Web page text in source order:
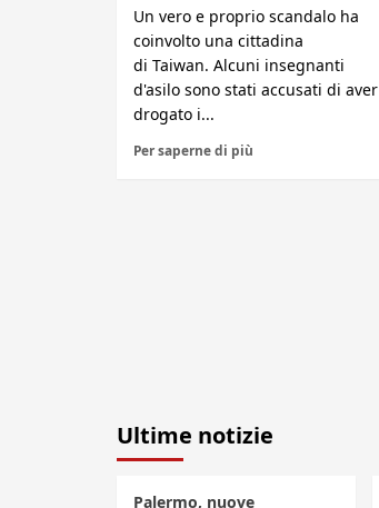
Un vero e proprio scandalo ha
coinvolto una cittadina
di Taiwan. Alcuni insegnanti
d'asilo sono stati accusati di aver
drogato i...
Per saperne di più
Ultime notizie
Palermo, nuove